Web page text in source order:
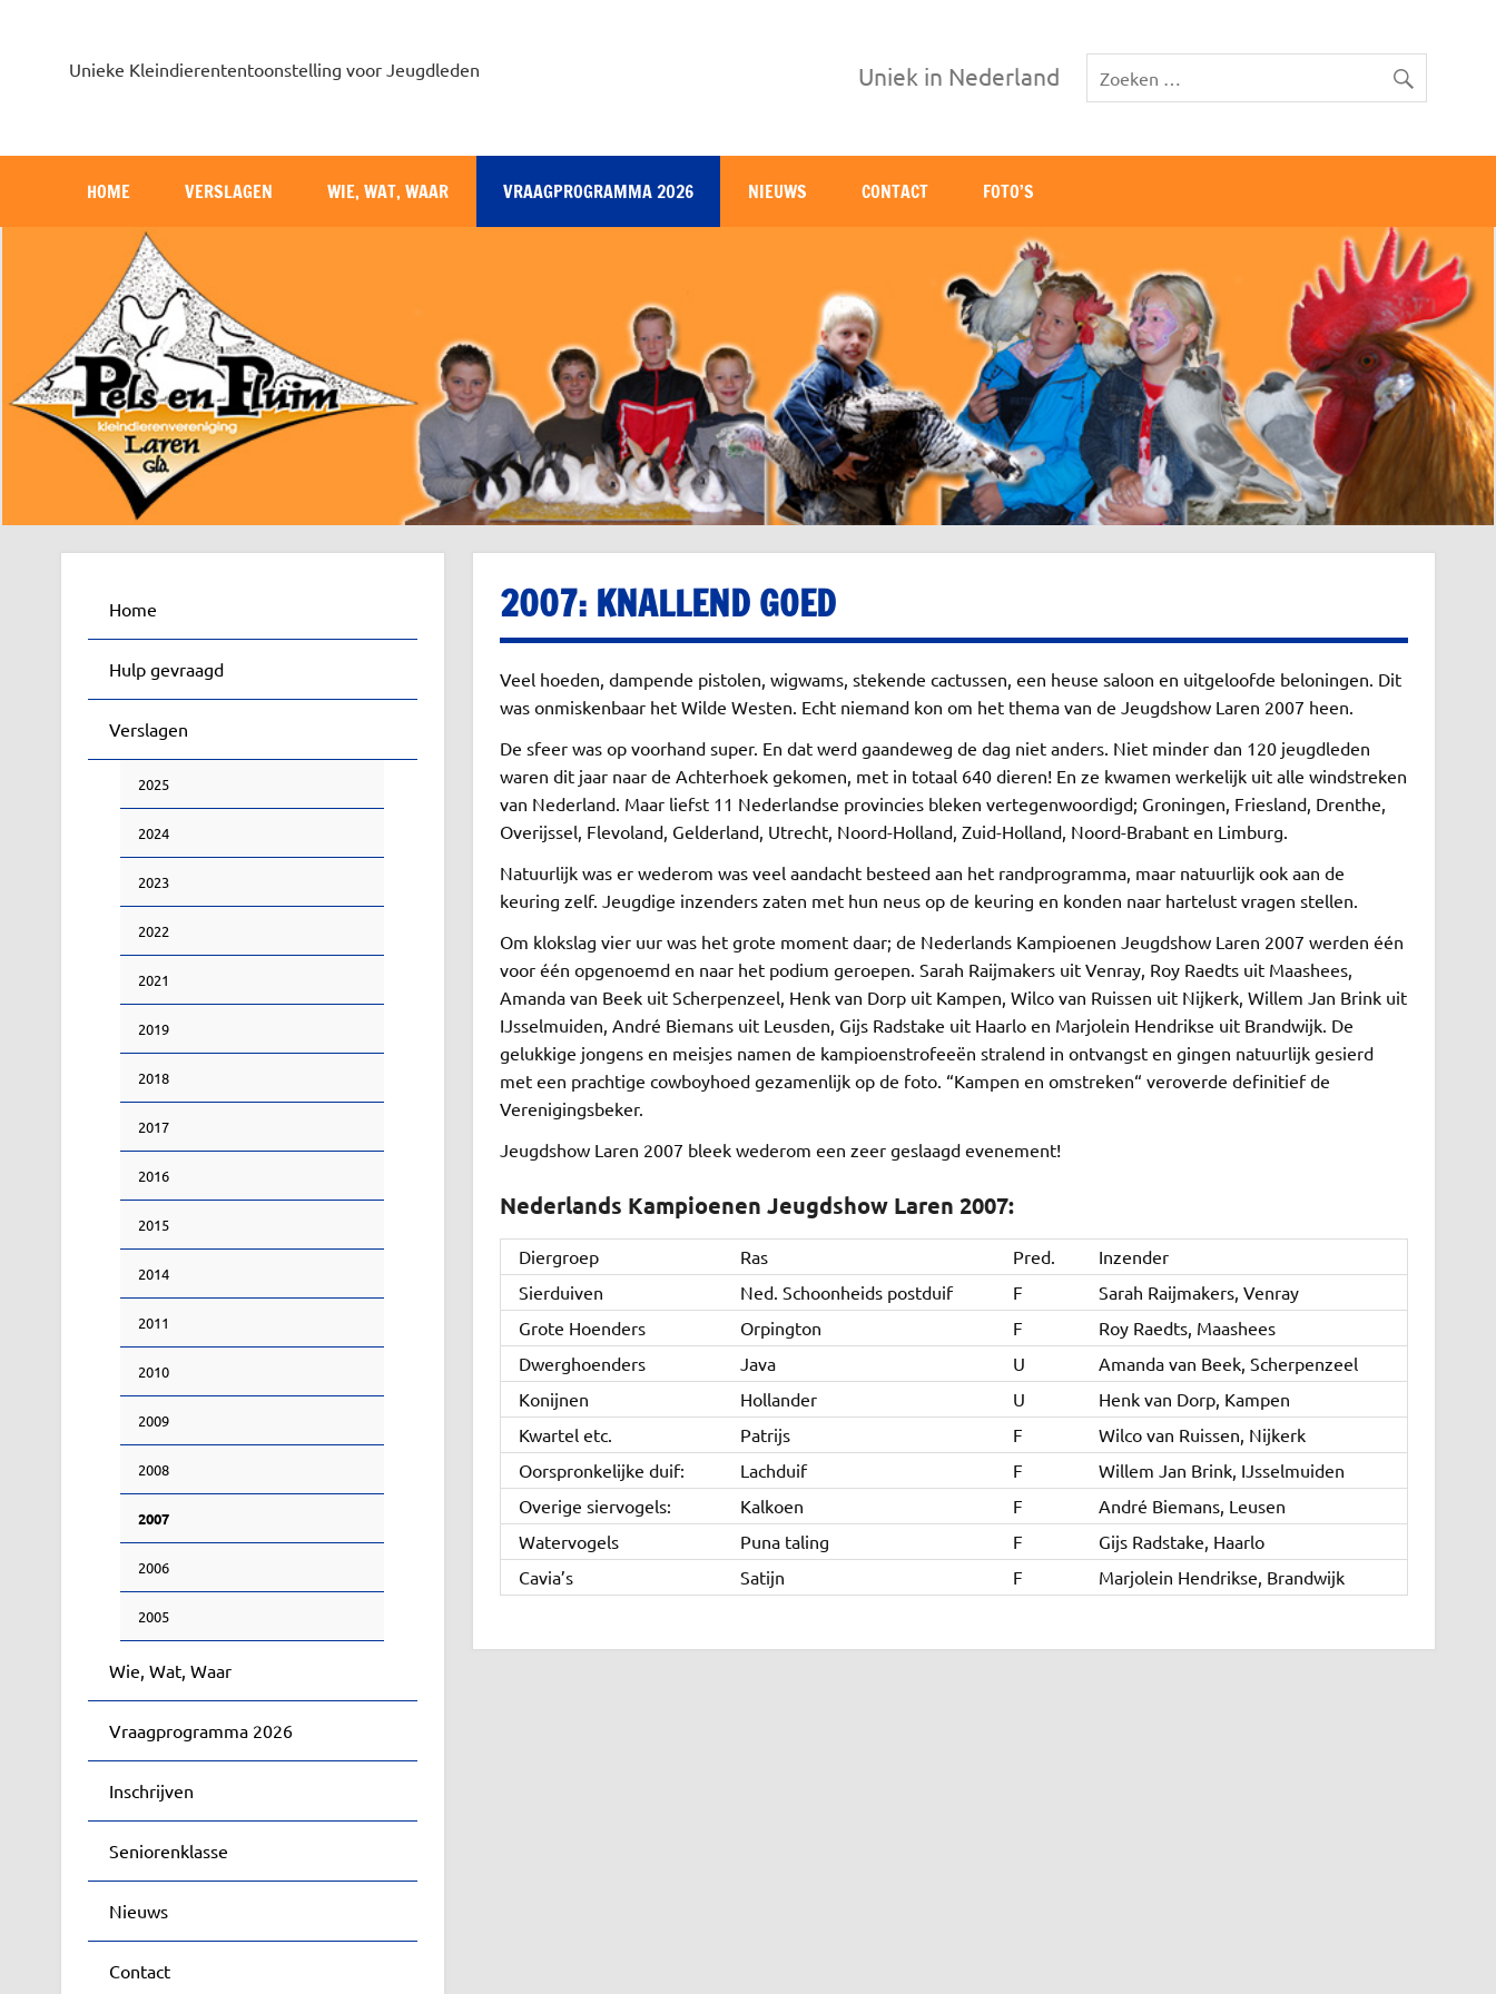
Unieke Kleindierententoonstelling voor Jeugdleden Uniek in Nederland
HOME VERSLAGEN WIE, WAT, WAAR VRAAGPROGRAMMA 2026 NIEUWS CONTACT FOTO’S
2007: KNALLEND GOED
Veel hoeden, dampende pistolen, wigwams, stekende cactussen, een heuse saloon en uitgeloofde beloningen. Dit
was onmiskenbaar het Wilde Westen. Echt niemand kon om het thema van de Jeugdshow Laren 2007 heen.
De sfeer was op voorhand super. En dat werd gaandeweg de dag niet anders. Niet minder dan 120 jeugdleden
waren dit jaar naar de Achterhoek gekomen, met in totaal 640 dieren! En ze kwamen werkelijk uit alle windstreken
van Nederland. Maar liefst 11 Nederlandse provincies bleken vertegenwoordigd; Groningen, Friesland, Drenthe,
Overijssel, Flevoland, Gelderland, Utrecht, Noord-Holland, Zuid-Holland, Noord-Brabant en Limburg.
Natuurlijk was er wederom was veel aandacht besteed aan het randprogramma, maar natuurlijk ook aan de
keuring zelf. Jeugdige inzenders zaten met hun neus op de keuring en konden naar hartelust vragen stellen.
Om klokslag vier uur was het grote moment daar; de Nederlands Kampioenen Jeugdshow Laren 2007 werden één
voor één opgenoemd en naar het podium geroepen. Sarah Raijmakers uit Venray, Roy Raedts uit Maashees,
Amanda van Beek uit Scherpenzeel, Henk van Dorp uit Kampen, Wilco van Ruissen uit Nijkerk, Willem Jan Brink uit
IJsselmuiden, André Biemans uit Leusden, Gijs Radstake uit Haarlo en Marjolein Hendrikse uit Brandwijk. De
gelukkige jongens en meisjes namen de kampioenstrofeeën stralend in ontvangst en gingen natuurlijk gesierd
met een prachtige cowboyhoed gezamenlijk op de foto. “Kampen en omstreken“ veroverde definitief de
Verenigingsbeker.
Jeugdshow Laren 2007 bleek wederom een zeer geslaagd evenement!
Nederlands Kampioenen Jeugdshow Laren 2007:
Diergroep Ras Pred.
Inzender
Sierduiven
Ned. Schoonheids postduif F
Sarah Raijmakers, Venray
Grote Hoenders
Orpington F
Roy Raedts, Maashees
Dwerghoenders
Java U
Amanda van Beek, Scherpenzeel
Konijnen
Hollander U
Henk van Dorp, Kampen
Kwartel etc.
Patrijs F
Wilco van Ruissen, Nijkerk
Oorspronkelijke duif:
Lachduif F
Willem Jan Brink, IJsselmuiden
Overige siervogels:
Kalkoen F
André Biemans, Leusen
Watervogels
Puna taling F
Gijs Radstake, Haarlo
Cavia’s
Satijn F Marjolein Hendrikse, Brandwijk
Home
Hulp gevraagd
Verslagen
2025
2024
2023
2022
2021
2019
2018
2017
2016
2015
2014
2011
2010
2009
2008
2007
2006
2005
Wie, Wat, Waar
Vraagprogramma 2026
Inschrijven
Seniorenklasse
Nieuws
Contact